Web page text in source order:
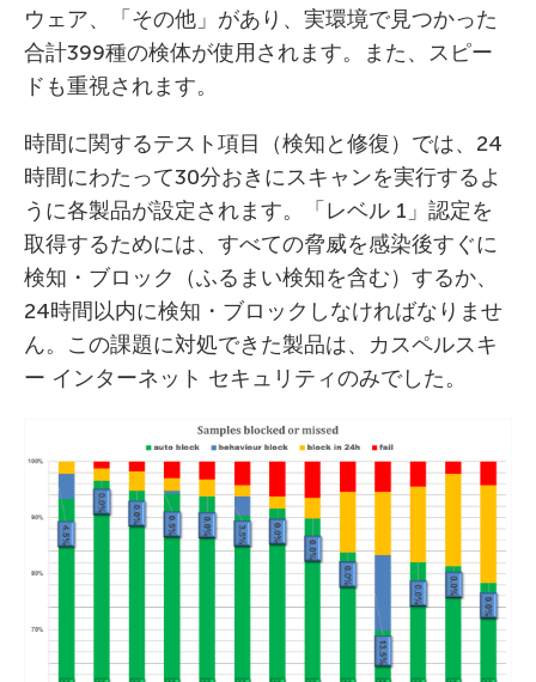
ウェア、「その他」があり、実環境で見つかった
合計399種の検体が使用されます。また、スピー
ドも重視されます。
時間に関するテスト項目（検知と修復）では、24
時間にわたって30分おきにスキャンを実行するよ
うに各製品が設定されます。「レベル 1」認定を
取得するためには、すべての脅威を感染後すぐに
検知・ブロック（ふるまい検知を含む）するか、
24時間以内に検知・ブロックしなければなりませ
ん。この課題に対処できた製品は、カスペルスキ
ー インターネット セキュリティのみでした。